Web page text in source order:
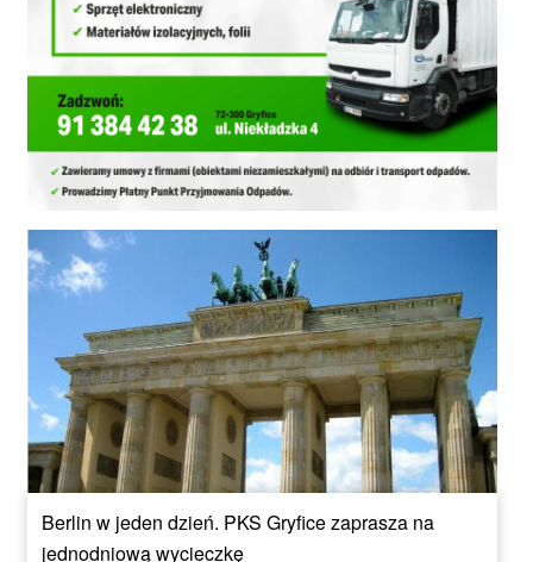
Berlin w jeden dzień. PKS Gryfice zaprasza na
jednodniową wycieczkę